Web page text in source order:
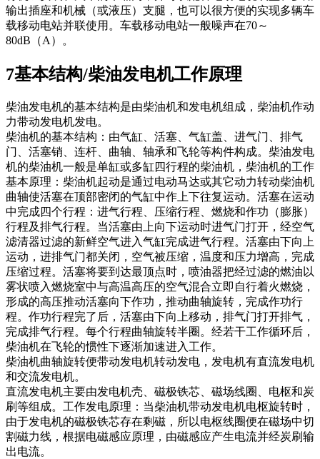
输出插座和机械（或液压）支腿，也可以很方便的实现多辆车
载移动电站并联使用。车载移动电站一般噪声在70～
80dB（A）。
7基本结构/柴油发电机工作原理
柴油发电机的基本结构是由柴油机和发电机组成，柴油机作动
力带动发电机发电。
柴油机的基本结构：由气缸、活塞、气缸盖、进气门、排气
门、活塞销、连杆、曲轴、轴承和飞轮等构件构成。柴油发电
机的柴油机一般是单缸或多缸四行程的柴油机，柴油机的工作
基本原理：柴油机起动是通过电动马达或其它动力转动柴油机
曲轴使活塞在顶部密闭的气缸中作上下往复运动。活塞在运动
中完成四个行程：进气行程、压缩行程、燃烧和作功（膨胀）
行程及排气行程。当活塞由上向下运动时进气门打开，经空气
滤清器过滤的新鲜空气进入气缸完成进气行程。活塞由下向上
运动，进排气门都关闭，空气被压缩，温度和压力增高，完成
压缩过程。活塞将要到达最顶点时，喷油器把经过滤的燃油以
雾状喷入燃烧室中与高温高压的空气混合立即自行着火燃烧，
形成的高压推动活塞向下作功，推动曲轴旋转，完成作功行
程。作功行程完了后，活塞由下向上移动，排气门打开排气，
完成排气行程。每个行程曲轴旋转半圈。经若干工作循环后，
柴油机在飞轮的惯性下逐渐加速进入工作。
柴油机曲轴旋转便带动发电机转动发电，发电机有直流发电机
和交流发电机。
直流发电机主要由发电机壳、磁极铁芯、磁场线圈、电枢和炭
刷等组成。工作发电原理：当柴油机带动发电机电枢旋转时，
由于发电机的磁极铁芯存在剩磁，所以电枢线圈便在磁场中切
割磁力线，根据电磁感应原理，由磁感应产生电流并经炭刷输
出电流。